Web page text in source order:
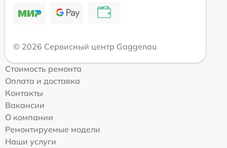
© 2026 Сервисный центр Gaggenau
Стоимость ремонта
Оплата и доставка
Контакты
Вакансии
О компании
Ремонтируемые модели
Наши услуги